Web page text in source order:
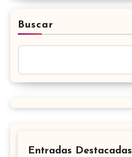
Buscar
Entradas Destacadas